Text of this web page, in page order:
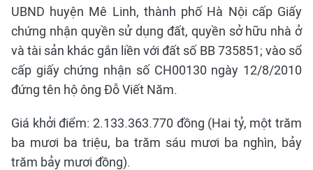
UBND huyện Mê Linh, thành phố Hà Nội cấp Giấy
chứng nhận quyền sử dụng đất, quyền sở hữu nhà ở
và tài sản khác gắn liền với đất số BB 735851; vào sổ
cấp giấy chứng nhận số CH00130 ngày 12/8/2010
đứng tên hộ ông Đỗ Viết Năm.
Giá khởi điểm: 2.133.363.770 đồng (Hai tỷ, một trăm
ba mươi ba triệu, ba trăm sáu mươi ba nghìn, bảy
trăm bảy mươi đồng).